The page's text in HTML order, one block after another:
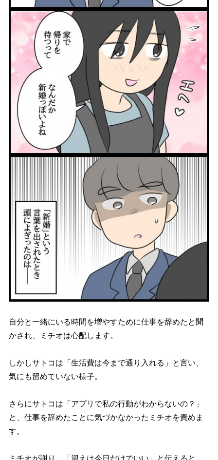
自分と一緒にいる時間を増やすために仕事を辞めたと聞
かされ、ミチオは心配します。
しかしサトコは「生活費は今まで通り入れる」と言い、
気にも留めていない様子。
さらにサトコは「アプリで私の行動がわからないの？」
と、仕事を辞めたことに気づかなかったミチオを責めま
す。
ミチオが謝り、「迎えは今日だけでいい」と伝えると、